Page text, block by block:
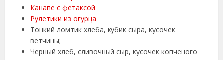
Канапе с фетаксой
Рулетики из огурца
Тонкий ломтик хлеба, кубик сыра, кусочек
ветчины;
Черный хлеб, сливочный сыр, кусочек копченого